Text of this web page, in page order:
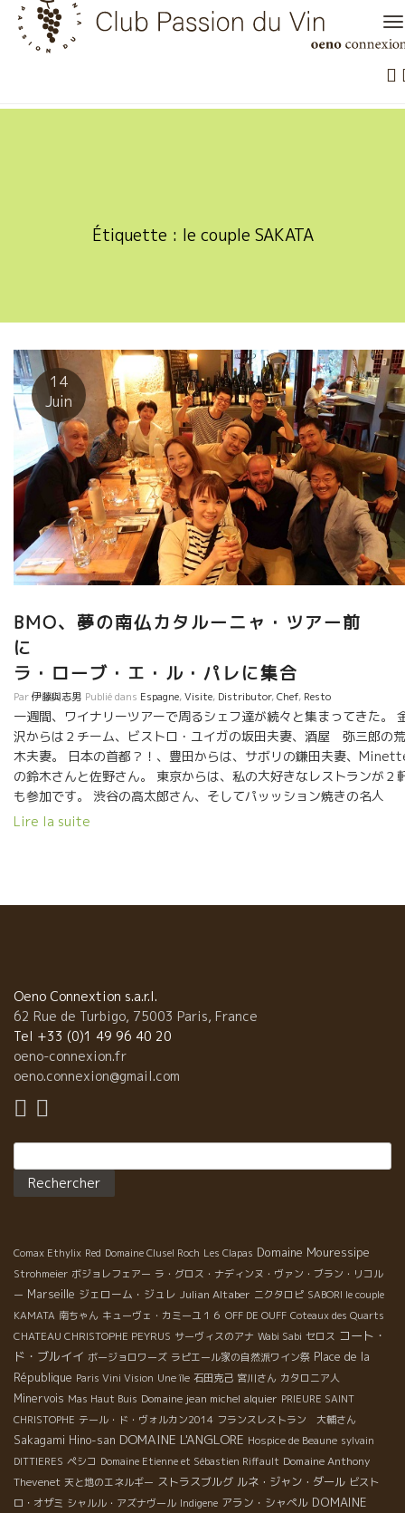
Skip
content
Étiquette : le couple SAKATA
14
Juin
BMO、夢の南仏カタルーニャ・ツアー前
ラ・ローブ・エ・ル・パレに集合
Par伊藤與志男 Publié dans Espagne,Visite, Distributor,Chef, Resto
一週間、ワイナリーツアーで周るシェフ達が続々と集まってきた。
沢からは２チーム、ビストロ・ユイガの坂田夫妻、酒屋 弥三郎の荒
木夫妻。 日本の首都？！、豊田からは、サボリの鎌田夫妻、
の鈴木さんと佐野さん。 東京からは、私の大好きなレストランが２
も参加です。 渋谷の高太郎さん、そしてパッッション焼きの名人
Shinoriの中山夫妻。 夢のような島、竹富島からは星のやの吉村さん
Lire la suite
Oeno Connextion s.a.r.l.
62 Rue de Turbigo, 75003 Paris, France
Tel +33 (0)1 49 96 40 20
oeno-connexion.fr
oeno.connexion@gmail.com
Comax Ethylix Red Domaine Clusel Roch Les Clapas Domaine Mouressipe
Strohmeier ボジョレフェアー ラ・グロス・ナディンヌ・ヴァン・ブラン・リコル
ー Marseille ジェローム・ジュレ Julian Altaber ニクタロピ SABORI le couple
KAMATA 南ちゃん キューヴェ・カミーユ１６ OFF DE OUFF Coteaux des Quarts
CHATEAU CHRISTOPHE PEYRUS サーヴィスのアナ Wabi Sabi セロス コート・
ド・ブルイイ ボージョロワーズ ラピエール家の自然派ワイン祭 Place de la
République Paris Vini Vision Une île 石田克己 宮川さん カタロニア人
Minervois Mas Haut Buis Domaine jean michel alquier PRIEURE SAINT
CHRISTOPHE テール・ド・ヴォルカン2014 フランスレストラン 大輔さん
Sakagami Hino-san DOMAINE L'ANGLORE Hospice de Beaune sylvain
DITTIERES ペシコ Domaine Etienne et Sébastien Riffault Domaine Anthony
Thevenet 天と地のエネルギー ストラスブルグ ルネ・ジャン・ダール ビスト
ロ・オザミ シャルル・アズナヴール Indigene アラン・シャペル DOMAINE